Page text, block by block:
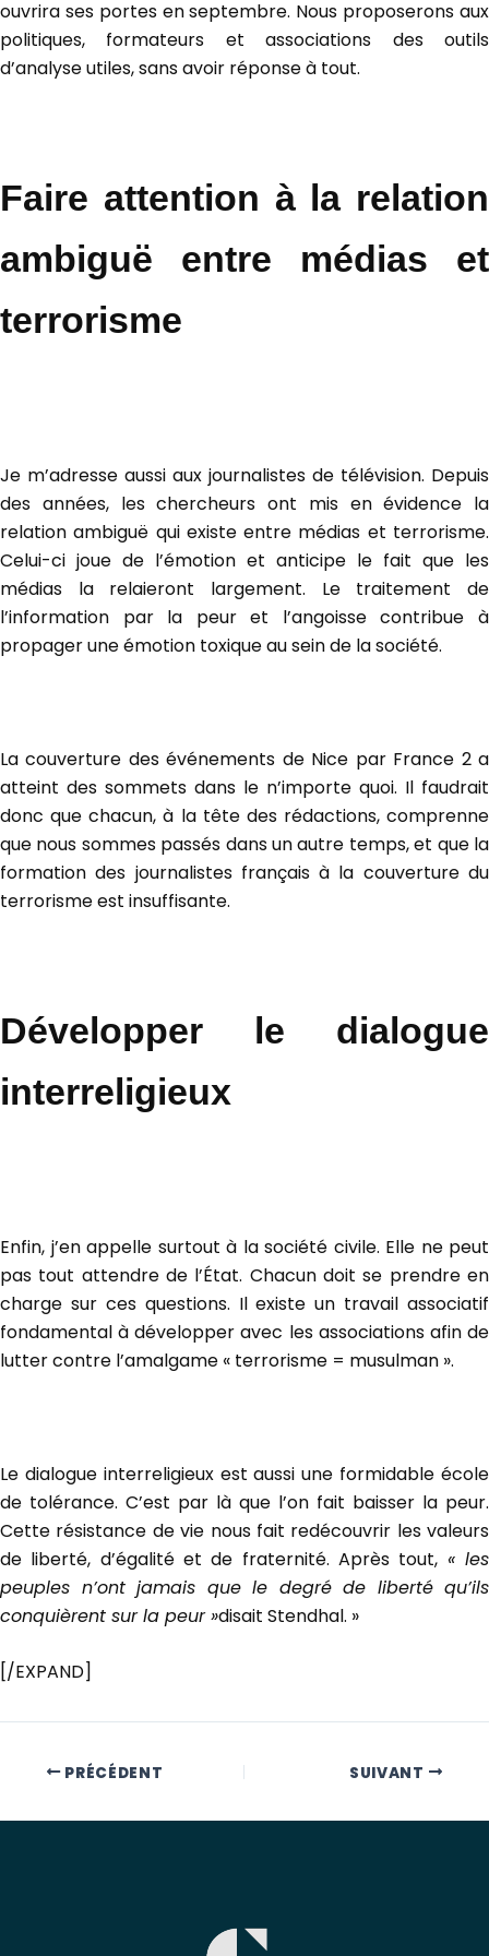
ouvrira ses portes en septembre. Nous proposerons aux
politiques, formateurs et associations des outils
d’analyse utiles, sans avoir réponse à tout.
Faire attention à la relation
ambiguë entre médias et
terrorisme
Je m’adresse aussi aux journalistes de télévision. Depuis
des années, les chercheurs ont mis en évidence la
relation ambiguë qui existe entre médias et terrorisme.
Celui-ci joue de l’émotion et anticipe le fait que les
médias la relaieront largement. Le traitement de
l’information par la peur et l’angoisse contribue à
propager une émotion toxique au sein de la société.
La couverture des événements de Nice par France 2 a
atteint des sommets dans le n’importe quoi. Il faudrait
donc que chacun, à la tête des rédactions, comprenne
que nous sommes passés dans un autre temps, et que la
formation des journalistes français à la couverture du
terrorisme est insuffisante.
Développer le dialogue
interreligieux
Enfin, j’en appelle surtout à la société civile. Elle ne peut
pas tout attendre de l’État. Chacun doit se prendre en
charge sur ces questions. Il existe un travail associatif
fondamental à développer avec les associations afin de
lutter contre l’amalgame « terrorisme = musulman ».
Le dialogue interreligieux est aussi une formidable école
de tolérance. C’est par là que l’on fait baisser la peur.
Cette résistance de vie nous fait redécouvrir les valeurs
de liberté, d’égalité et de fraternité. Après tout, « les
peuples n’ont jamais que le degré de liberté qu’ils
conquièrent sur la peur »disait Stendhal. »
[/EXPAND]
PRÉCÉDENT SUIVANT